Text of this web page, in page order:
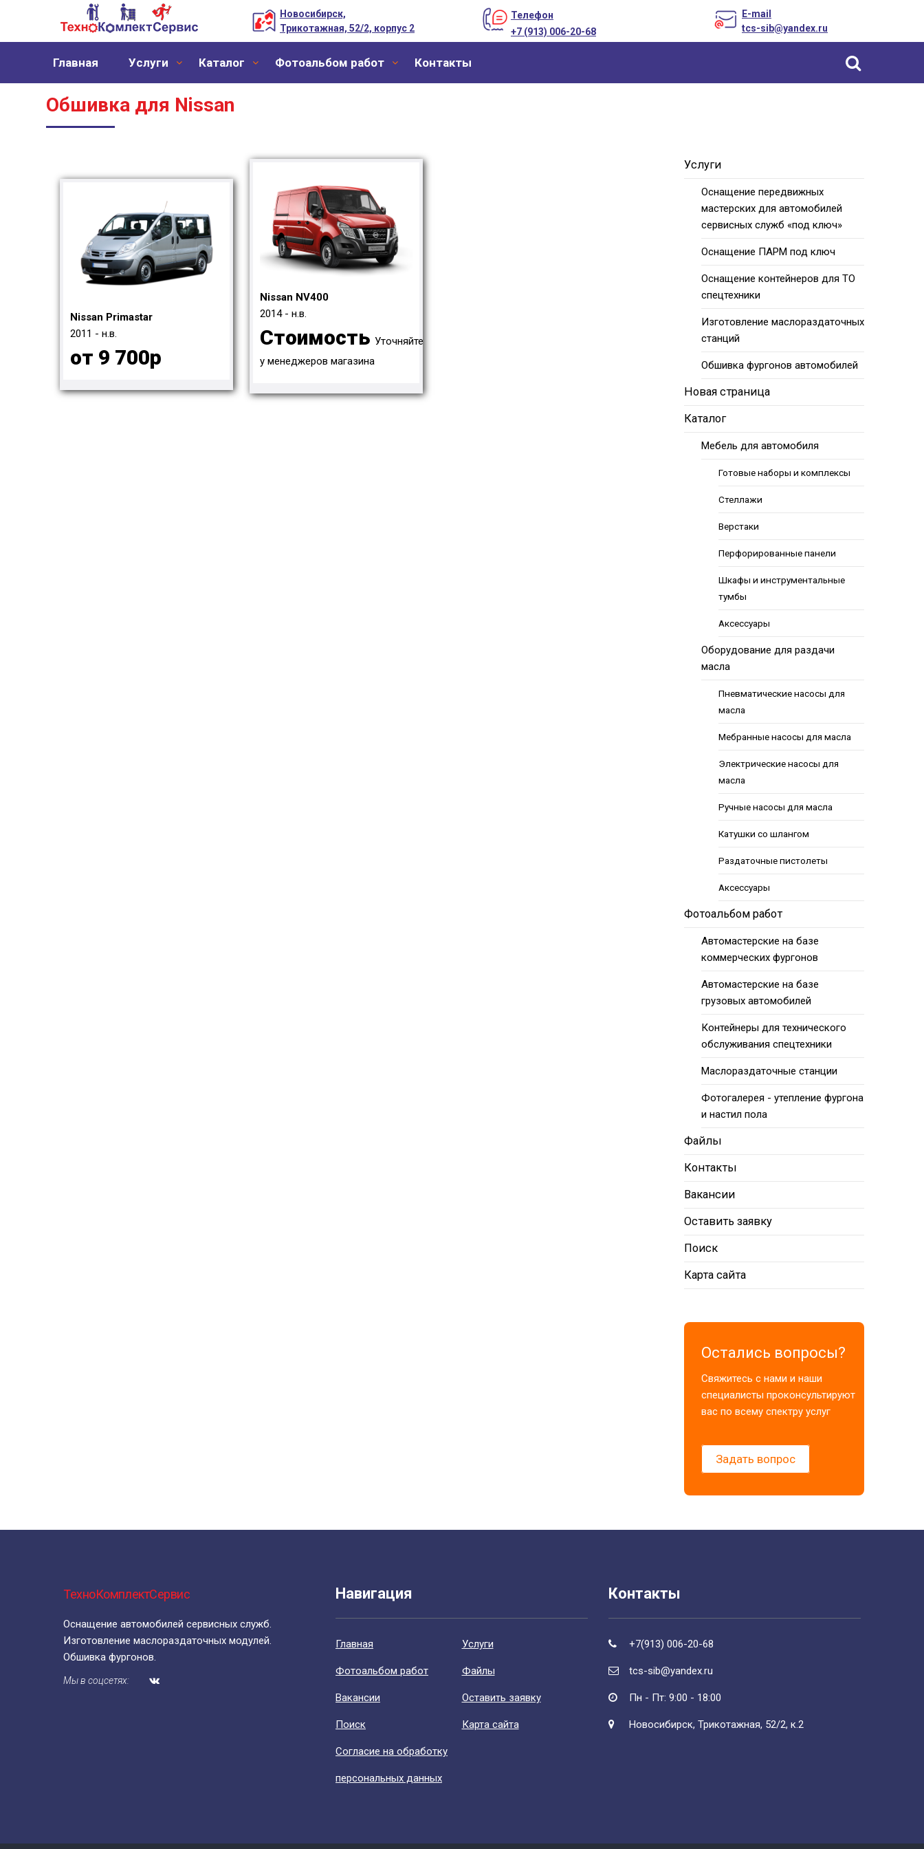
Новосибирск,
Трикотажная, 52/2, корпус 2
Телефон
+7 (913) 006-20-68
E-mail
tcs-sib@yandex.ru
Главная Уcлуги Каталог Фотоальбом работ Контакты
Обшивка для Nissan
Nissan Primastar
2011 - н.в.
от 9 700р
Nissan NV400
2014 - н.в.
Стоимость Уточняйте
у менеджеров магазина
Уcлуги
Оснащение передвижных
мастерских для автомобилей
сервисных служб «под ключ»
Оснащение ПАРМ под ключ
Оснащение контейнеров для ТО
спецтехники
Изготовление маслораздаточных
станций
Обшивка фургонов автомобилей
Новая страница
Каталог
Мебель для автомобиля
Готовые наборы и комплексы
Стеллажи
Верстаки
Перфорированные панели
Шкафы и инструментальные
тумбы
Аксессуары
Оборудование для раздачи
масла
Пневматические насосы для
масла
Мебранные насосы для масла
Электрические насосы для
масла
Ручные насосы для масла
Катушки со шлангом
Раздаточные пистолеты
Аксессуары
Фотоальбом работ
Автомастерские на базе
коммерческих фургонов
Автомастерские на базе
грузовых автомобилей
Контейнеры для технического
обслуживания спецтехники
Маслораздаточные станции
Фотогалерея - утепление фургона
и настил пола
Файлы
Контакты
Вакансии
Оставить заявку
Поиск
Карта сайта
Остались вопросы?
Свяжитесь с нами и наши
специалисты проконсультируют
вас по всему спектру услуг
Задать вопрос
ТехноКомплектСервис
Оснащение автомобилей сервисных служб.
Изготовление маслораздаточных модулей.
Обшивка фургонов.
Мы в соцсетях:
Навигация
Главная Уcлуги
Фотоальбом работ Файлы
Вакансии Оставить заявку
Поиск Карта сайта
Согласие на обработку
персональных данных
Контакты
+7(913) 006-20-68
tcs-sib@yandex.ru
Пн - Пт: 9:00 - 18:00
Новосибирск, Трикотажная, 52/2, к.2